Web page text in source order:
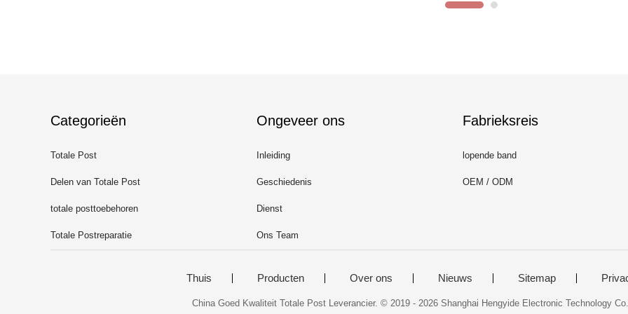
Categorieën
Totale Post
Delen van Totale Post
totale posttoebehoren
Totale Postreparatie
Ongeveer ons
Inleiding
Geschiedenis
Dienst
Ons Team
Fabrieksreis
lopende band
OEM / ODM
Thuis Producten Over ons Nieuws Sitemap
China Goed Kwaliteit Totale Post Leverancier. © 2019 - 2026 Shanghai Hengyide Electronic Technology